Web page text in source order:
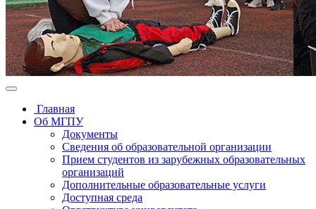
Главная
Об МГПУ
Документы
Сведения об образовательной организации
Прием студентов из зарубежных образовательных
организаций
Дополнительные образовательные услуги
Доступная среда